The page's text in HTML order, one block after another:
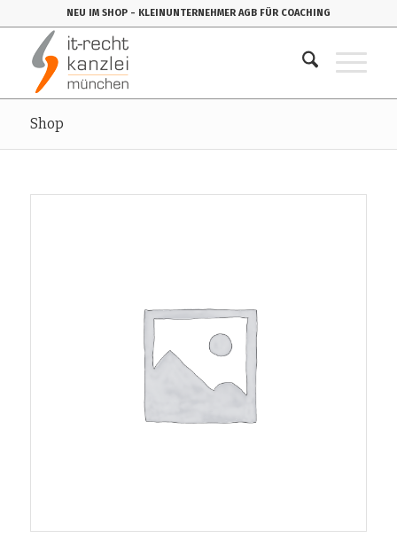
NEU IM SHOP - KLEINUNTERNEHMER AGB FÜR COACHING
Shop